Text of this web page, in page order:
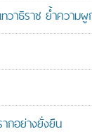
วาธิราช ย้ำความ
กอย่างยั่งยืน